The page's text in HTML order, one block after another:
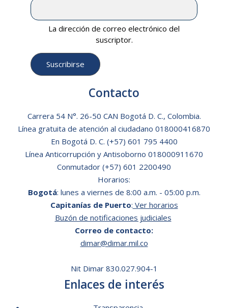
La dirección de correo electrónico del
suscriptor.
Contacto
Carrera 54 N°. 26-50 CAN Bogotá D. C., Colombia.
Línea gratuita de atención al ciudadano 018000416870
En Bogotá D. C. (+57) 601 795 4400
Línea Anticorrupción y Antisoborno 018000911670
Conmutador (+57) 601 2200490
Horarios:
Bogotá: lunes a viernes de 8:00 a.m. - 05:00 p.m.
Capitanías de Puerto: Ver horarios
Buzón de notificaciones judiciales
Correo de contacto:
dimar@dimar.mil.co
Nit Dimar 830.027.904-1
Enlaces de interés